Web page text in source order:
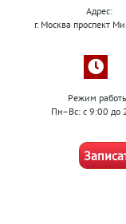
Адрес:
г. Москва проспект
Режим
Пн–Вс: с 9:00 до